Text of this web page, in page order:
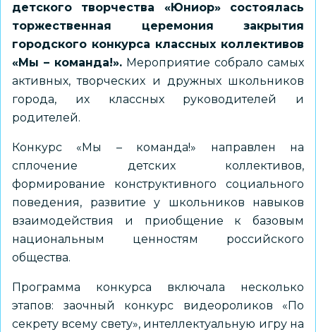
детского творчества «Юниор» состоялась
торжественная церемония закрытия
городского конкурса классных коллективов
«Мы – команда!». Мероприятие собрало самых
активных, творческих и дружных школьников
города, их классных руководителей и
родителей.
Конкурс «Мы – команда!» направлен на
сплочение детских коллективов,
формирование конструктивного социального
поведения, развитие у школьников навыков
взаимодействия и приобщение к базовым
национальным ценностям российского
общества.
Программа конкурса включала несколько
этапов: заочный конкурс видеороликов «По
секрету всему свету», интеллектуальную игру на